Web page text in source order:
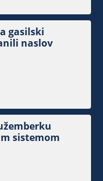
gasilski
naslov
sistemom